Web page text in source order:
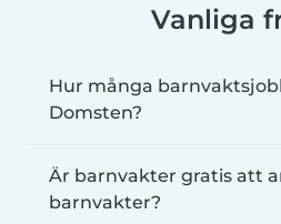
Vanliga
Hur många
Domsten?
Är barnvakter gratis att
barnvakter?